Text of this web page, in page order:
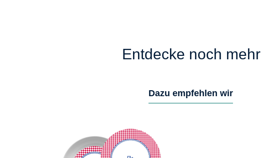
Entdecke noch mehr
Dazu empfehlen wir